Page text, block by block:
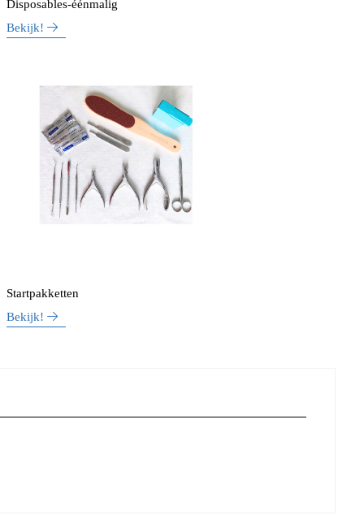
Disposables-éénmalig
Bekijk!
Startpakketten
Bekijk!